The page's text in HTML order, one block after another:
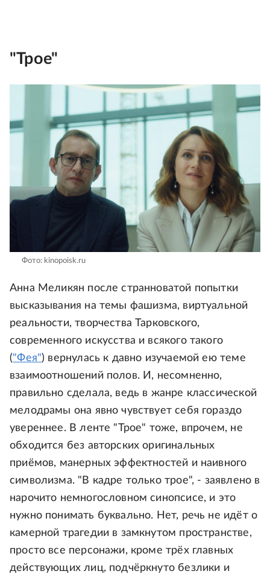
"Трое"
Фото: kinopoisk.ru
Анна Меликян после странноватой попытки
высказывания на темы фашизма, виртуальной
реальности, творчества Тарковского,
современного искусства и всякого такого
("Фея") вернулась к давно изучаемой ею теме
взаимоотношений полов. И, несомненно,
правильно сделала, ведь в жанре классической
мелодрамы она явно чувствует себя гораздо
увереннее. В ленте "Трое" тоже, впрочем, не
обходится без авторских оригинальных
приёмов, манерных эффектностей и наивного
символизма. "В кадре только трое", - заявлено в
нарочито немногословном синопсисе, и это
нужно понимать буквально. Нет, речь не идёт о
камерной трагедии в замкнутом пространстве,
просто все персонажи, кроме трёх главных
действующих лиц, подчёркнуто безлики и